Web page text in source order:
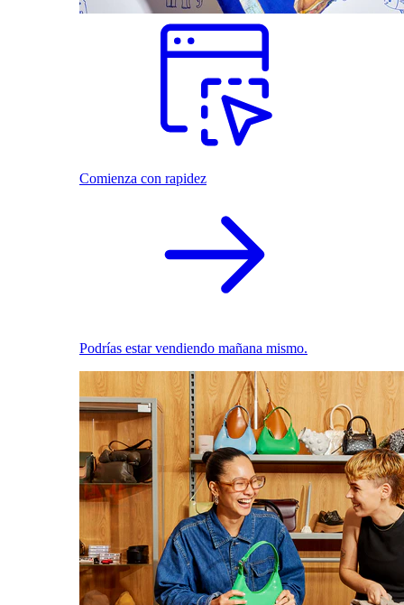
Comienza con rapidez
Podrías estar vendiendo mañana mismo.